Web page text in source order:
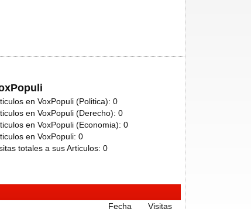
en VoxPopuli (Politica): 0
en VoxPopuli (Derecho): 0
en VoxPopuli (Economia): 0
en VoxPopuli: 0
totales a sus Articulos: 0
Fecha
Visitas